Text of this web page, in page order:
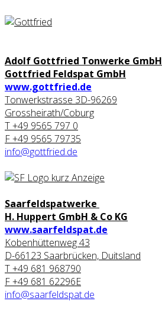
Adolf Gottfried Tonwerke GmbH
Gottfried Feldspat GmbH
www.gottfried.de
Tonwerkstrasse 3D-96269
Grossheirath/Coburg
T +49 9565 797 0
F +49 9565 79735
info@gottfried.de
Saarfeldspatwerke
H. Huppert GmbH & Co KG
www.saarfeldspat.de
Kobenhüttenweg 43
D-66123 Saarbrücken, Duitsland
T +49 681 968790
F +49 681 62296E
info@saarfeldspat.de